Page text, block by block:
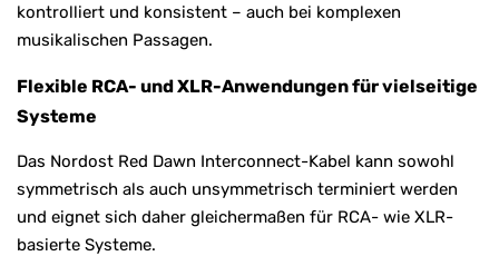
kontrolliert und konsistent – auch bei komplexen
musikalischen Passagen.
Flexible RCA- und XLR-Anwendungen für vielseitige
Systeme
Das Nordost Red Dawn Interconnect-Kabel kann sowohl
symmetrisch als auch unsymmetrisch terminiert werden
und eignet sich daher gleichermaßen für RCA- wie XLR-
basierte Systeme.